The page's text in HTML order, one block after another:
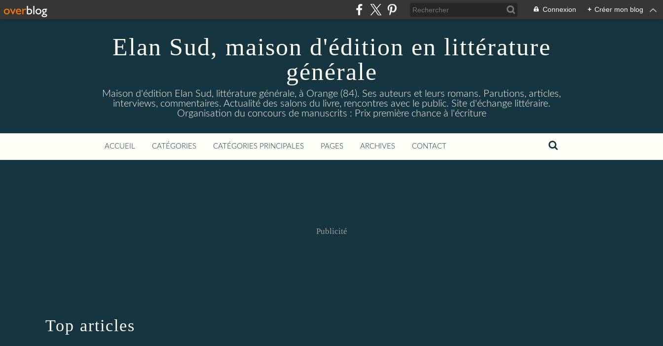
Connexion + Créer mon blog
Elan Sud, maison d'édition en littérature
générale
Maison d'édition Elan Sud, littérature générale, à Orange (84). Ses auteurs et leurs romans. Parutions, articles,
interviews, commentaires. Actualité des salons du livre, rencontres avec le public. Site d'échange littéraire.
Organisation du concours de manuscrits : Prix première chance à l'écriture
ACCUEIL CATÉGORIES CATÉGORIES PRINCIPALES PAGES ARCHIVES CONTACT
Publicité
Top articles